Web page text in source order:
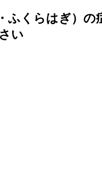
ふくらはぎ）
い